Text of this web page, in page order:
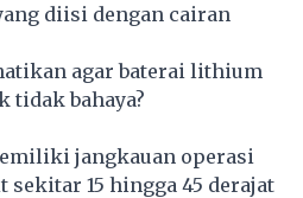
diisi dengan cairan
agar baterai lithium
tidak bahaya?
jangkauan operasi
sekitar 15 hingga 45 derajat